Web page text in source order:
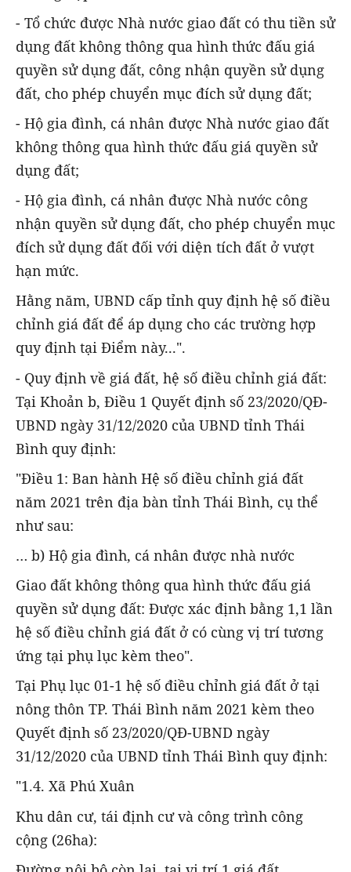
- Tổ chức được Nhà nước giao đất có thu tiền sử
dụng đất không thông qua hình thức đấu giá
quyền sử dụng đất, công nhận quyền sử dụng
đất, cho phép chuyển mục đích sử dụng đất;
- Hộ gia đình, cá nhân được Nhà nước giao đất
không thông qua hình thức đấu giá quyền sử
dụng đất;
- Hộ gia đình, cá nhân được Nhà nước công
nhận quyền sử dụng đất, cho phép chuyển mục
đích sử dụng đất đối với diện tích đất ở vượt
hạn mức.
Hằng năm, UBND cấp tỉnh quy định hệ số điều
chỉnh giá đất để áp dụng cho các trường hợp
quy định tại Điểm này...".
- Quy định về giá đất, hệ số điều chỉnh giá đất:
Tại Khoản b, Điều 1 Quyết định số 23/2020/QĐ-
UBND ngày 31/12/2020 của UBND tỉnh Thái
Bình quy định:
"Điều 1: Ban hành Hệ số điều chỉnh giá đất
năm 2021 trên địa bàn tỉnh Thái Bình, cụ thể
như sau:
… b) Hộ gia đình, cá nhân được nhà nước
Giao đất không thông qua hình thức đấu giá
quyền sử dụng đất: Được xác định bằng 1,1 lần
hệ số điều chỉnh giá đất ở có cùng vị trí tương
ứng tại phụ lục kèm theo".
Tại Phụ lục 01-1 hệ số điều chỉnh giá đất ở tại
nông thôn TP. Thái Bình năm 2021 kèm theo
Quyết định số 23/2020/QĐ-UBND ngày
31/12/2020 của UBND tỉnh Thái Bình quy định:
"1.4. Xã Phú Xuân
Khu dân cư, tái định cư và công trình công
cộng (26ha):